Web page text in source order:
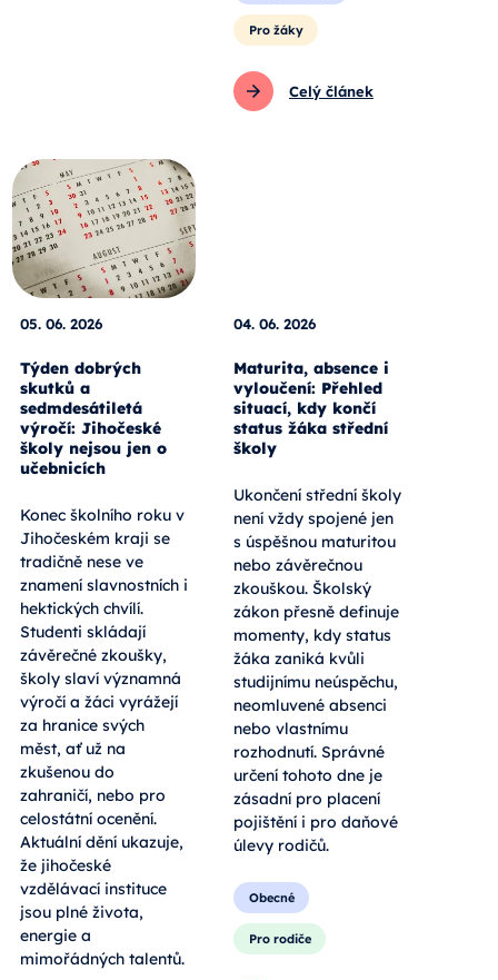
Pro žáky
Celý článek
05. 06. 2026
Týden dobrých
skutků a
sedmdesátiletá
výročí: Jihočeské
školy nejsou jen o
učebnicích
Konec školního roku v
Jihočeském kraji se
tradičně nese ve
znamení slavnostních i
hektických chvílí.
Studenti skládají
závěrečné zkoušky,
školy slaví významná
výročí a žáci vyrážejí
za hranice svých
měst, ať už na
zkušenou do
zahraničí, nebo pro
celostátní ocenění.
Aktuální dění ukazuje,
že jihočeské
vzdělávací instituce
jsou plné života,
energie a
mimořádných talentů.
04. 06. 2026
Maturita, absence i
vyloučení: Přehled
situací, kdy končí
status žáka střední
školy
Ukončení střední školy
není vždy spojené jen
s úspěšnou maturitou
nebo závěrečnou
zkouškou. Školský
zákon přesně definuje
momenty, kdy status
žáka zaniká kvůli
studijnímu neúspěchu,
neomluvené absenci
nebo vlastnímu
rozhodnutí. Správné
určení tohoto dne je
zásadní pro placení
pojištění i pro daňové
úlevy rodičů.
Obecné
Pro rodiče